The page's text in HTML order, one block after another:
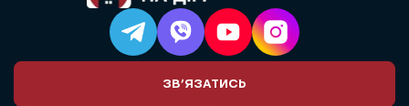
ЗВ’ЯЗАТИСЬ